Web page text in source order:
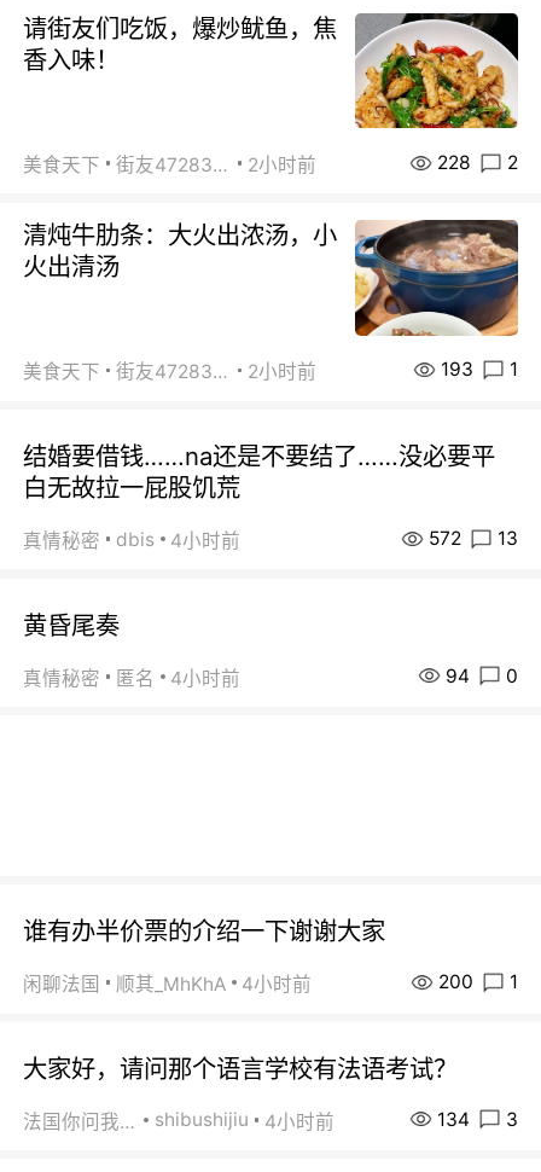
请街友们吃饭，爆炒鱿鱼，焦
香入味！
美食天下 街友472838572 2小时前 228 2
清炖牛肋条：大火出浓汤，小
火出清汤
美食天下 街友472838572 2小时前 193 1
结婚要借钱……na还是不要结了……没必要平
白无故拉一屁股饥荒
真情秘密 dbis 4小时前 572 13
黄昏尾奏
真情秘密 匿名 4小时前 94 0
谁有办半价票的介绍一下谢谢大家
闲聊法国 顺其_MhKhA 4小时前 200 1
大家好，请问那个语言学校有法语考试？
法国你问我答 shibushijiu 4小时前 134 3